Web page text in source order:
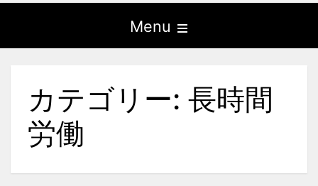
Menu
the
menu
カテゴリー: 長時間
労働